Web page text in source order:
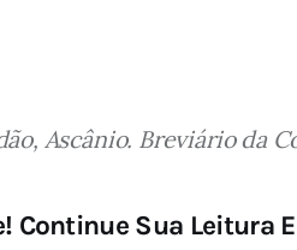
Ascânio. Breviário da
Continue Sua Leitura